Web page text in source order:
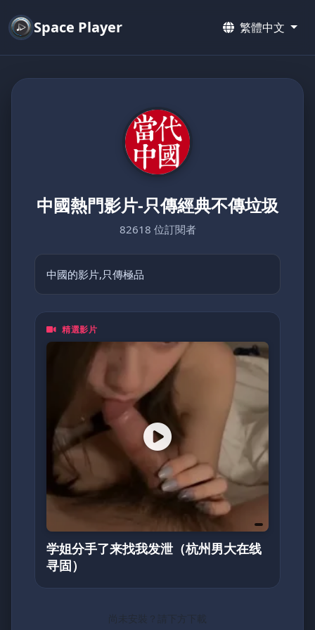
Space Player 繁體中文
中國熱門影片-只傳經典不傳垃圾
82618 位訂閱者
中國的影片,只傳極品
精選影片
学姐分手了来找我发泄（杭州男大在线
寻固）
尚未安裝？請下方下載